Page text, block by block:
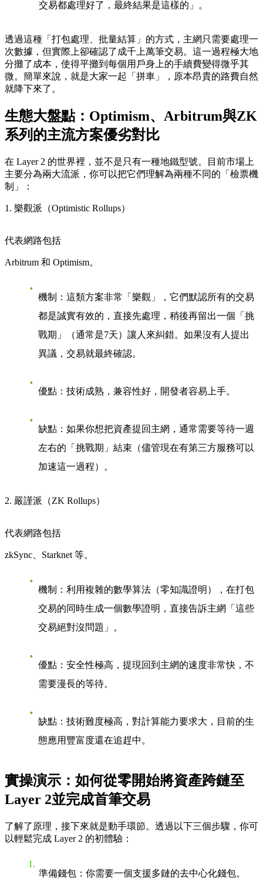
交易都處理好了，最終結果是這樣的」。
透過這種「打包處理、批量結算」的方式，主網只需要處理一
次數據，但實際上卻確認了成千上萬筆交易。這一過程極大地
分攤了成本，使得平攤到每個用戶身上的手續費變得微乎其
微。簡單來說，就是大家一起「拼車」，原本昂貴的路費自然
就降下來了。
生態大盤點：Optimism、Arbitrum與ZK
系列的主流方案優劣對比
在 Layer 2 的世界裡，並不是只有一種地鐵型號。目前市場上
主要分為兩大流派，你可以把它們理解為兩種不同的「檢票機
制」：
1. 樂觀派（Optimistic Rollups）
代表網路包括
Arbitrum 和 Optimism。
機制
：這類方案非常「樂觀」，它們默認所有的交易
都是誠實有效的，直接先處理，稍後再留出一個「挑
戰期」（通常是7天）讓人來糾錯。如果沒有人提出
異議，交易就最終確認。
優點 ：技術成熟，兼容性好，開發者容易上手。
缺點 ：如果你想把資產提回主網，通常需要等待一週
左右的「挑戰期」結束（儘管現在有第三方服務可以
加速這一過程）。
2. 嚴謹派（ZK Rollups）
代表網路包括
zkSync Starknet 等。
機制
：利用複雜的數學算法（零知識證明），在打包
交易的同時生成一個數學證明，直接告訴主網「這些
交易絕對沒問題」。
優點 ：安全性極高，提現回到主網的速度非常快，不
需要漫長的等待。
缺點 ：技術難度極高，對計算能力要求大，目前的生
態應用豐富度還在追趕中。
實操演示：如何從零開始將資產跨鏈至
Layer 2並完成首筆交易
了解了原理，接下來就是動手環節。透過以下三個步驟，你可
以輕鬆完成 Layer 2 的初體驗：
準備錢包 ：你需要一個支援多鏈的去中心化錢包。